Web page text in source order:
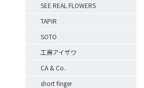
SEE REAL FLOWERS
TAPIR
SOTO
工房アイザワ
CA & Co.
short finger